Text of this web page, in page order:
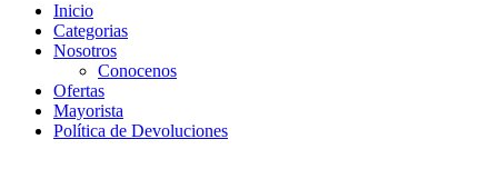
Inicio
Categorias
Nosotros
Conocenos
Ofertas
Mayorista
Política de Devoluciones